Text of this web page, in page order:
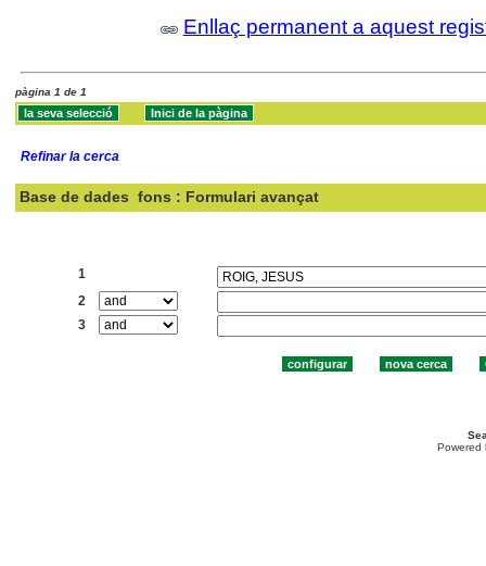
Enllaç permanent a aquest
pàgina 1 de 1
Refinar la cerca
Base de dades fons : Formulari avançat
1
2
3